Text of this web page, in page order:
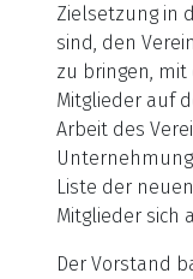
Zielsetzung in
sind, den
zu bringen,
Mitglieder auf
Arbeit des
Liste der
Mitglieder sich
Der Vorstand